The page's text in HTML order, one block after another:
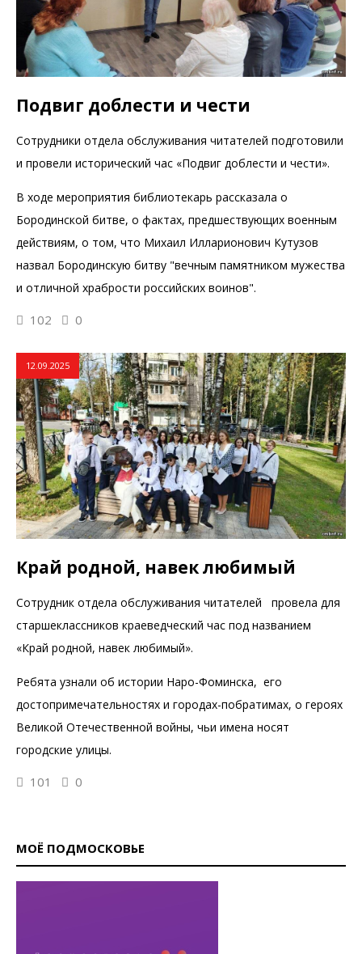
Подвиг доблести и чести
Сотрудники отдела обслуживания читателей подготовили
и провели исторический час «Подвиг доблести и чести».
В ходе мероприятия библиотекарь рассказала о
Бородинской битве, о фактах, предшествующих военным
действиям, о том, что Михаил Илларионович Кутузов
назвал Бородинскую битву "вечным памятником мужества
и отличной храбрости российских воинов".
102 0
12.09.2025
Край родной, навек любимый
Сотрудник отдела обслуживания читателей провела для
старшеклассников краеведческий час под названием
«Край родной, навек любимый».
Ребята узнали об истории Наро-Фоминска, его
достопримечательностях и городах-побратимах, о героях
Великой Отечественной войны, чьи имена носят
городские улицы.
101 0
МОЁ ПОДМОСКОВЬЕ